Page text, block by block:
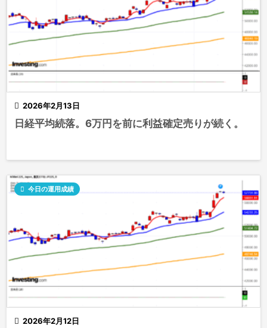
 2026年2月13日
日経平均続落。6万円を前に利益確定売りが続く。
 2026年2月12日
 今日の運用成績